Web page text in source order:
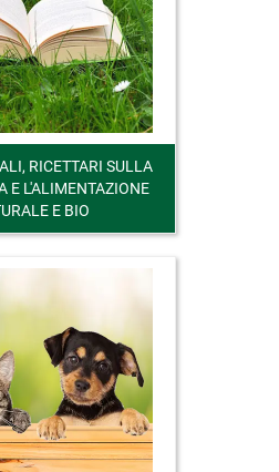
RICETTARI SULLA
E L'ALIMENTAZIONE
E BIO